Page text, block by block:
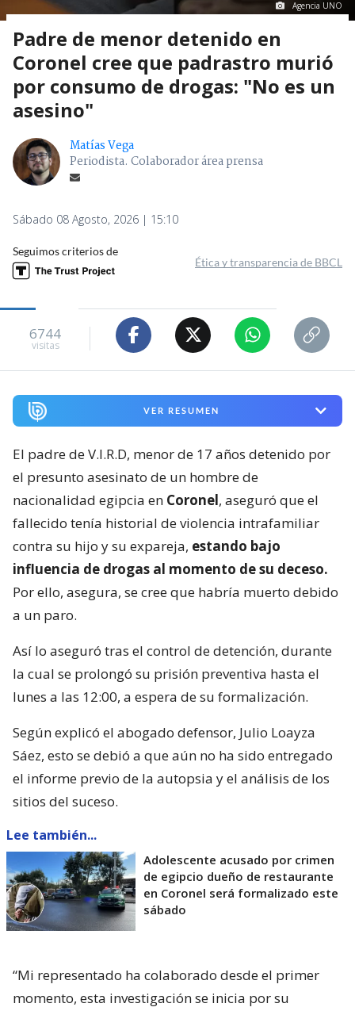
Agencia UNO
Padre de menor detenido en
Coronel cree que padrastro murió
por consumo de drogas: "No es un
asesino"
Matías Vega
Periodista. Colaborador área prensa
Sábado 08 Agosto, 2026 | 15:10
Seguimos criterios de
Ética y transparencia de BBCL
6744
visitas
VER RESUMEN
El padre de V.I.R.D, menor de 17 años detenido por
el presunto asesinato de un hombre de
nacionalidad egipcia en Coronel, aseguró que el
fallecido tenía historial de violencia intrafamiliar
contra su hijo y su expareja, estando bajo
influencia de drogas al momento de su deceso.
Por ello, asegura, se cree que habría muerto debido
a un paro.
Así lo aseguró tras el control de detención, durante
la cual se prolongó su prisión preventiva hasta el
lunes a las 12:00, a espera de su formalización.
Según explicó el abogado defensor, Julio Loayza
Sáez, esto se debió a que aún no ha sido entregado
el informe previo de la autopsia y el análisis de los
sitios del suceso.
Lee también...
Adolescente acusado por crimen
de egipcio dueño de restaurante
en Coronel será formalizado este
sábado
“Mi representado ha colaborado desde el primer
momento, esta investigación se inicia por su